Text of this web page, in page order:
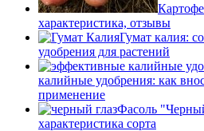
характеристика, отзывы
Гумат калия:
удобрения для растений
калийные удобрения: как
применение
Фасоль
характеристика сорта